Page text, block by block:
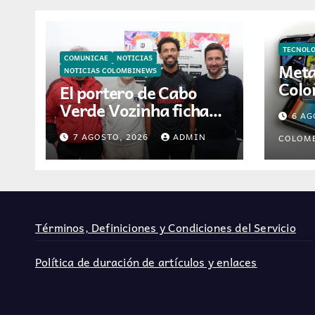
COMUNICAE
NOTICIAS
NOTICIAS COLOMBINEWS
El portero de Cabo
Verde Vozinha ficha
por Colo-Colo y
JETOUR respalda su
nueva etapa
7 AGOSTO, 2026 ADMIN
6
Términos, Definiciones y Condiciones del Servicio
Política de duración de artículos y enlaces